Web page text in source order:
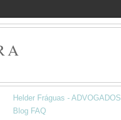
Helder Fráguas - ADVOGADOS
Blog FAQ